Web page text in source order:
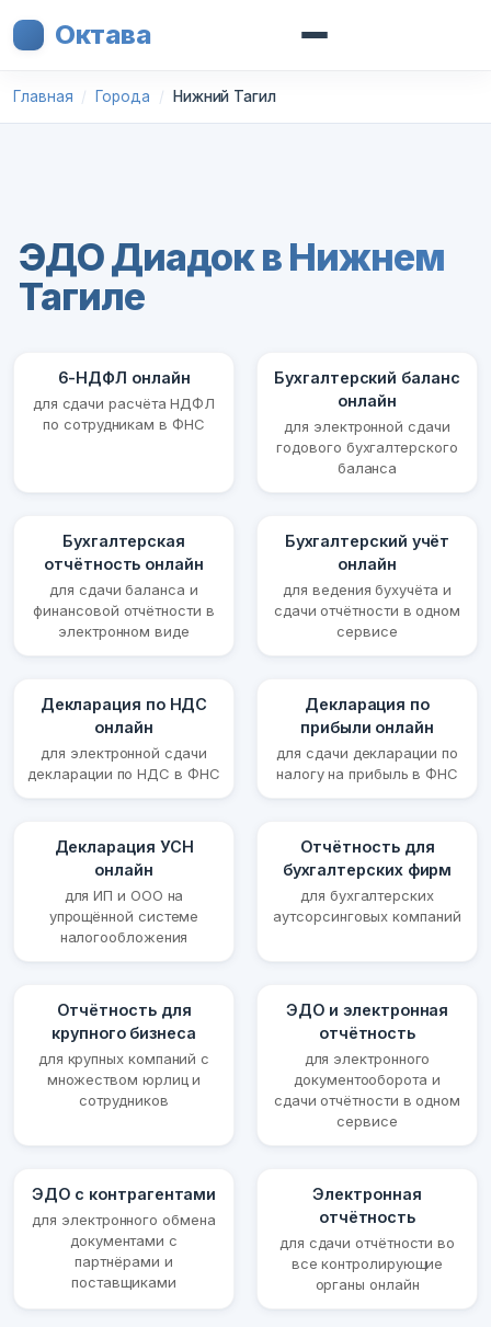
Октава
Главная Города Нижний Тагил
ЭДО Диадок в Нижнем
Тагиле
6-НДФЛ онлайн
для сдачи расчёта НДФЛ
по сотрудникам в ФНС
Бухгалтерский баланс
онлайн
для электронной сдачи
годового бухгалтерского
баланса
Бухгалтерская
отчётность онлайн
для сдачи баланса и
финансовой отчётности в
электронном виде
Бухгалтерский учёт
онлайн
для ведения бухучёта и
сдачи отчётности в одном
сервисе
Декларация по НДС
онлайн
для электронной сдачи
декларации по НДС в ФНС
Декларация по
прибыли онлайн
для сдачи декларации по
налогу на прибыль в ФНС
Декларация УСН
онлайн
для ИП и ООО на
упрощённой системе
налогообложения
Отчётность для
бухгалтерских фирм
для бухгалтерских
аутсорсинговых компаний
Отчётность для
крупного бизнеса
для крупных компаний с
множеством юрлиц и
сотрудников
ЭДО и электронная
отчётность
для электронного
документооборота и
сдачи отчётности в одном
сервисе
ЭДО с контрагентами
для электронного обмена
документами с
партнёрами и
поставщиками
Электронная
отчётность
для сдачи отчётности во
все контролирующие
органы онлайн